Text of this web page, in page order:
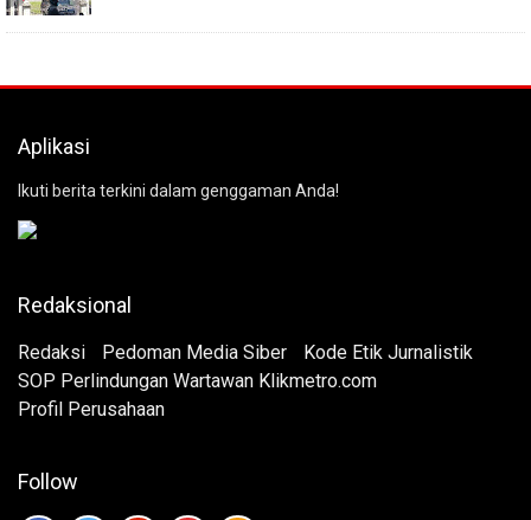
Aplikasi
Ikuti berita terkini dalam genggaman Anda!
Redaksional
Redaksi Pedoman Media Siber
Kode Etik Jurnalistik
SOP Perlindungan Wartawan Klikmetro.com
Profil Perusahaan
Follow